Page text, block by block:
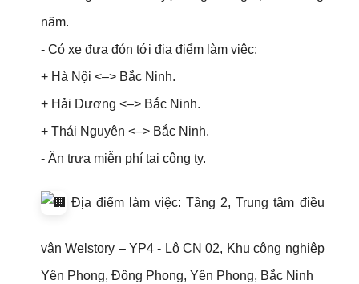
năm.
- Có xe đưa đón tới địa điểm làm việc:
+ Hà Nội <–> Bắc Ninh.
+ Hải Dương <–> Bắc Ninh.
+ Thái Nguyên <–> Bắc Ninh.
- Ăn trưa miễn phí tại công ty.
Địa điểm làm việc: Tầng 2, Trung tâm điều
vận Welstory – YP4 - Lô CN 02, Khu công nghiệp
Yên Phong, Đông Phong, Yên Phong, Bắc Ninh